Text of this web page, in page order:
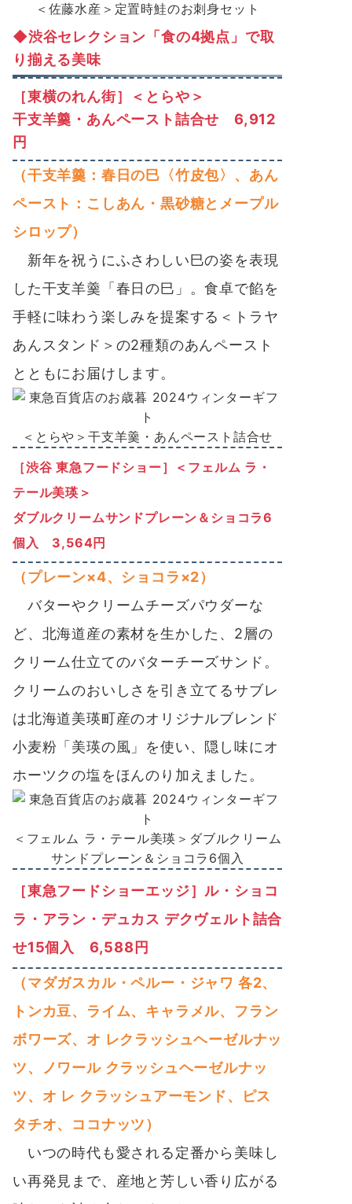
＜佐藤水産＞定置時鮭のお刺身セット
◆渋谷セレクション「食の4拠点」で取
り揃える美味
［東横のれん街］
＜とらや＞
干支羊羹・あんペースト詰合せ 6,912
円
（干支羊羹：春日の巳〈竹皮包〉、あん
ペースト：こしあん・黒砂糖とメープル
シロップ）
新年を祝うにふさわしい巳の姿を表現
した干支羊羹「春日の巳」。食卓で餡を
手軽に味わう楽しみを提案する＜トラヤ
あんスタンド＞の2種類のあんペースト
とともにお届けします。
＜とらや＞干支羊羹・あんペースト詰合せ
［渋谷 東急フードショー］＜フェルム ラ・
テール美瑛＞
ダブルクリームサンドプレーン＆ショコラ6
個入 3,564円
（プレーン×4、ショコラ×2）
バターやクリームチーズパウダーな
ど、北海道産の素材を生かした、2層の
クリーム仕立てのバターチーズサンド。
クリームのおいしさを引き立てるサブレ
は北海道美瑛町産のオリジナルブレンド
小麦粉「美瑛の風」を使い、隠し味にオ
ホーツクの塩をほんのり加えました。
＜フェルム ラ・テール美瑛＞ダブルクリーム
サンドプレーン＆ショコラ6個入
［東急フードショーエッジ］ル・ショコ
ラ・アラン・デュカス デクヴェルト詰合
せ15個入 6,588円
（マダガスカル・ペルー・ジャワ 各2、
トンカ豆、ライム、キャラメル、フラン
ボワーズ、オ レクラッシュヘーゼルナッ
ツ、ノワール クラッシュヘーゼルナッ
ツ、オ レ クラッシュアーモンド、ピス
タチオ、ココナッツ）
いつの時代も愛される定番から美味し
い再発見まで、産地と芳しい香り広がる